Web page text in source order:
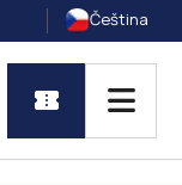
Čeština